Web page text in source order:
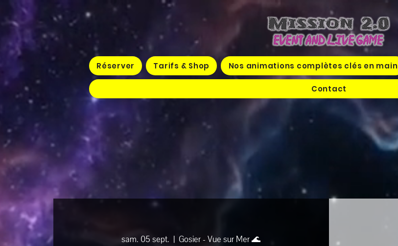
Réserver Tarifs & Shop Nos animations complètes clés en main
Contact
sam. 05 sept.
  |
Gosier - Vue sur Mer 🌊